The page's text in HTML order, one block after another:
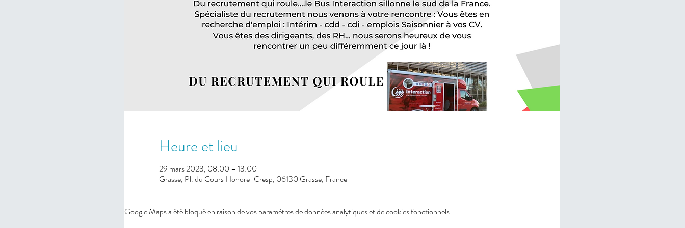
Heure et lieu
29 mars 2023, 08:00 – 13:00
Grasse, Pl. du Cours Honore-Cresp, 06130 Grasse, France
Google Maps a été bloqué en raison de vos paramètres de données analytiques et de cookies fonctionnels.